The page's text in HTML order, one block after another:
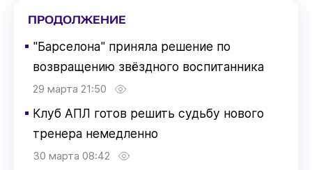
ПРОДОЛЖЕНИЕ
▪ "Барселона" приняла решение по
возвращению звёздного воспитанника
29 марта 21:50
▪ Клуб АПЛ готов решить судьбу нового
тренера немедленно
30 марта 08:42